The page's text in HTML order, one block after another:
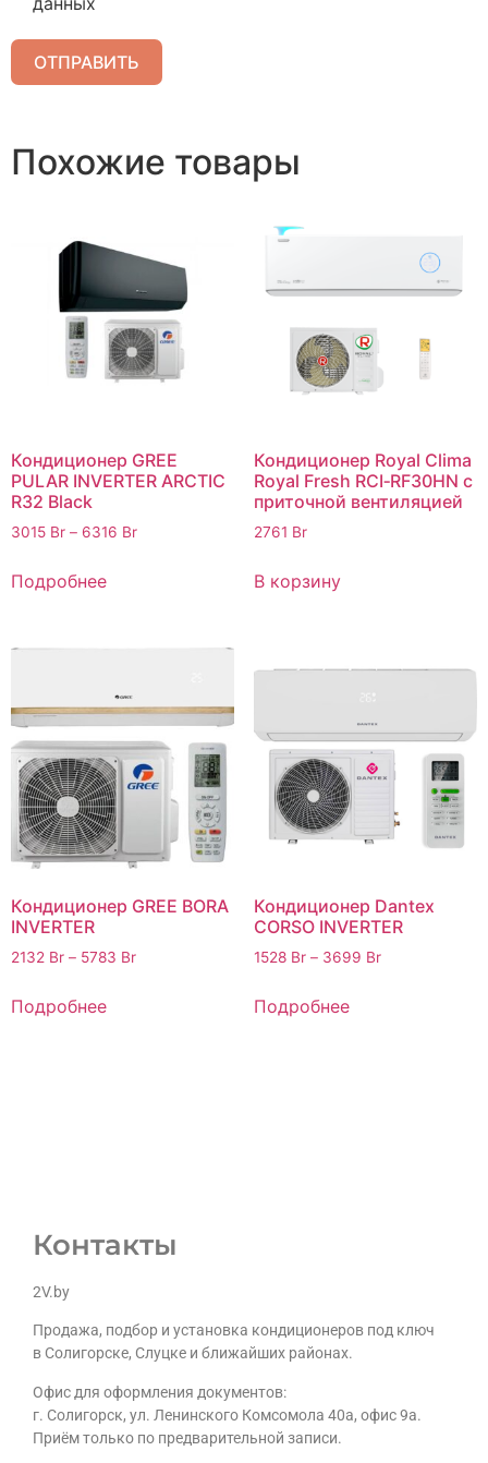
ОТПРАВИТЬ
Похожие товары
Кондиционер GREE
PULAR INVERTER ARCTIC
R32 Black
3015 Br – 6316 Br
Подробнее
Кондиционер Royal Clima
Royal Fresh RCI‑RF30HN c
приточной вентиляцией
2761 Br
В корзину
Кондиционер GREE BORA
INVERTER
2132 Br – 5783 Br
Подробнее
Кондиционер Dantex
CORSO INVERTER
1528 Br – 3699 Br
Подробнее
Контакты
2V.by
Продажа, подбор и установка кондиционеров под ключ
в Солигорске, Слуцке и ближайших районах.
Офис для оформления документов:
г. Солигорск, ул. Ленинского Комсомола 40а, офис 9а.
Приём только по предварительной записи.